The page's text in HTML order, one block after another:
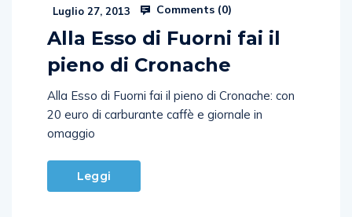
Alla Esso di Fuorni fai il
pieno di Cronache
Alla Esso di Fuorni fai il pieno di Cronache: con
20 euro di carburante caffè e giornale in
omaggio
Leggi